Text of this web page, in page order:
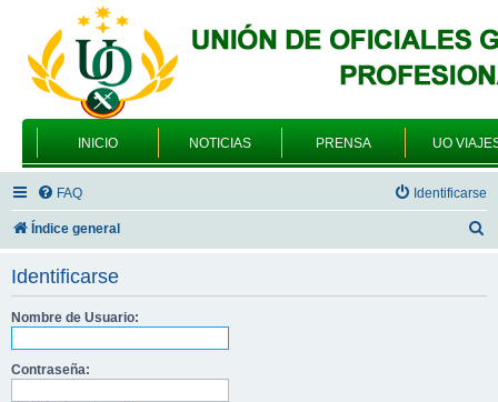
INICIO NOTICIAS PRENSA UO
FAQ Identificarse
Índice general
Identificarse
Nombre de Usuario:
Contraseña: